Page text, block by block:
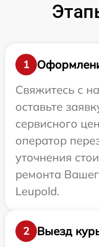
1
Свяжитесь с
оставьте
сервисного
оператор
уточнения
ремонта
Leupold.
2
Выезд